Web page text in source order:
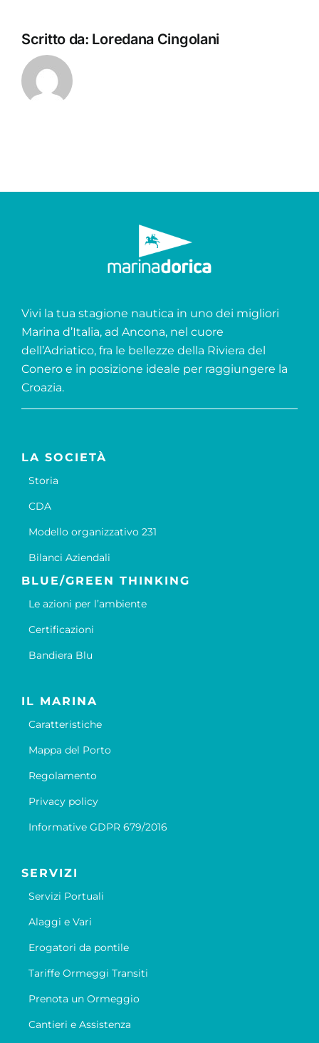
Scritto da: Loredana Cingolani
Vivi la tua stagione nautica in uno dei migliori
Marina d’Italia, ad Ancona, nel cuore
dell’Adriatico, fra le bellezze della Riviera del
Conero e in posizione ideale per raggiungere la
Croazia.
LA SOCIETÀ
Storia
CDA
Modello organizzativo 231
Bilanci Aziendali
BLUE/GREEN THINKING
Le azioni per l’ambiente
Certificazioni
Bandiera Blu
IL MARINA
Caratteristiche
Mappa del Porto
Regolamento
Privacy policy
Informative GDPR 679/2016
SERVIZI
Servizi Portuali
Alaggi e Vari
Erogatori da pontile
Tariffe Ormeggi Transiti
Prenota un Ormeggio
Cantieri e Assistenza